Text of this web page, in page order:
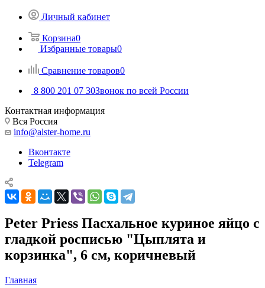
Личный кабинет
Корзина0
Избранные товары0
Сравнение товаров0
8 800 201 07 30Звонок по всей России
Контактная информация
Вся Россия
info@alster-home.ru
Вконтакте
Telegram
Peter Priess Пасхальное куриное яйцо с
гладкой росписью "Цыплята и
корзинка", 6 см, коричневый
Главная